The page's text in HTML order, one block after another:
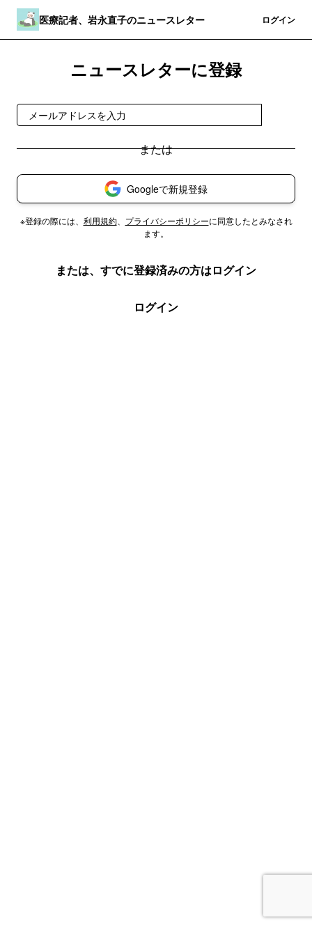
医療記者、岩永直子のニュースレター ログイン
ニュースレターに登録
Googleで新規登録
※登録の際には、 利用規約、 プライバシーポリシーに同意したとみなされ
ます。
または、すでに登録済みの方はログイン
ログイン